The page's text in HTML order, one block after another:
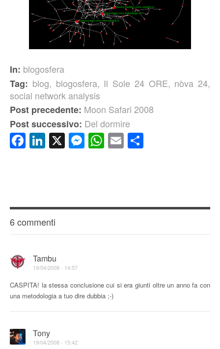
In: blogosfera
Tag: blog, blogosfera, Il Sole 24 ORE, nòva 24,
social network analysis
Post precedente: Moon Safari 2008
Post successivo: Del dormire
Facebook
LinkedIn
X Messenger
WhatsApp
Email
6 commenti
Tambu
19/04/2008 - 14:57
CASPITA! la stessa conclusione cui si era giunti oltre un anno fa con
una metodologia a tuo dire dubbia ;-)
Tony
19/04/2008 - 15:42